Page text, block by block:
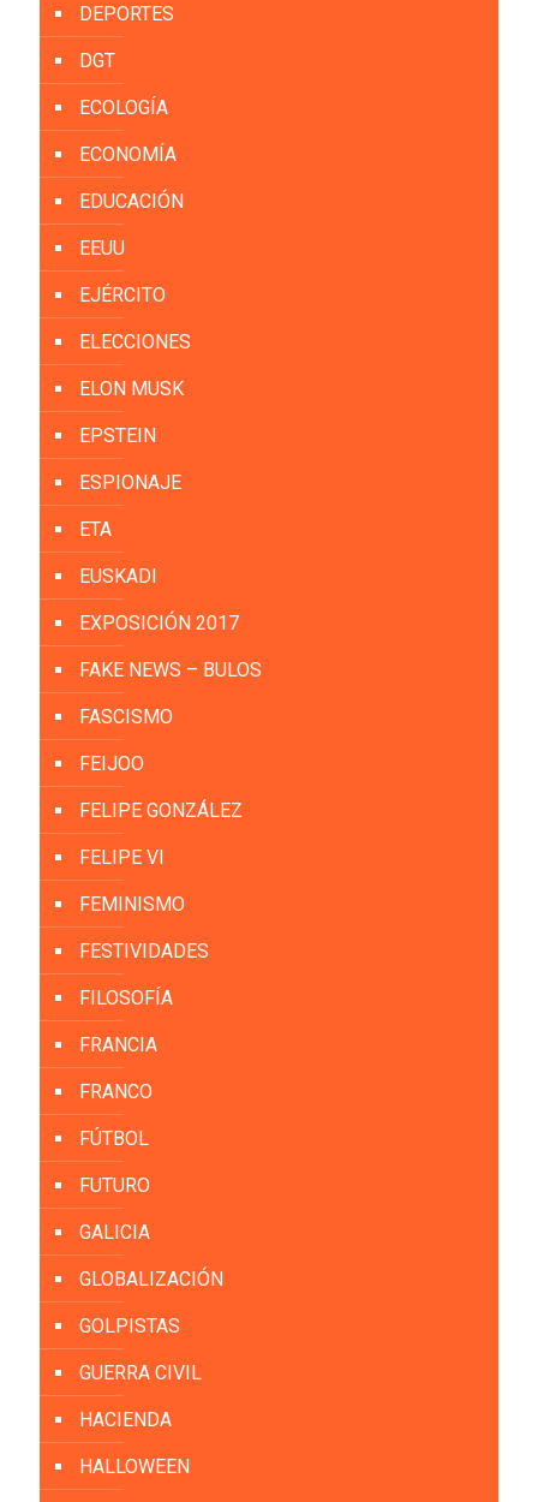
DEPORTES
DGT
ECOLOGÍA
ECONOMÍA
EDUCACIÓN
EEUU
EJÉRCITO
ELECCIONES
ELON MUSK
EPSTEIN
ESPIONAJE
ETA
EUSKADI
EXPOSICIÓN 2017
FAKE NEWS – BULOS
FASCISMO
FEIJOO
FELIPE GONZÁLEZ
FELIPE VI
FEMINISMO
FESTIVIDADES
FILOSOFÍA
FRANCIA
FRANCO
FÚTBOL
FUTURO
GALICIA
GLOBALIZACIÓN
GOLPISTAS
GUERRA CIVIL
HACIENDA
HALLOWEEN